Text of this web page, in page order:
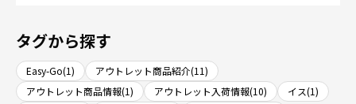
タグから探す
Easy-Go(1)
アウトレット商品紹介(11)
アウトレット商品情報(1)
アウトレット入荷情報(10)
イス(1)